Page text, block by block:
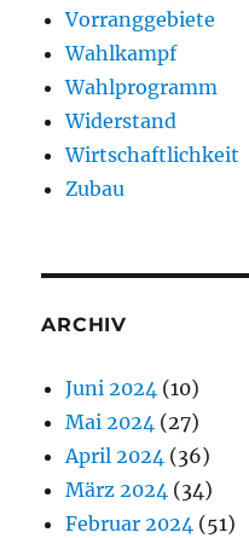
Vorranggebiete
Wahlkampf
Wahlprogramm
Widerstand
Wirtschaftlichkeit
Zubau
ARCHIV
Juni 2024 (10)
Mai 2024 (27)
April 2024 (36)
März 2024 (34)
Februar 2024 (51)